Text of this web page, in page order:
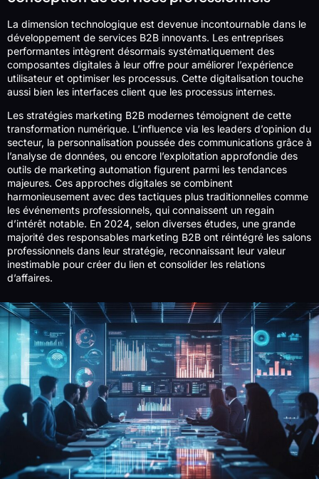
La dimension technologique est devenue incontournable dans le
développement de services B2B innovants. Les entreprises
performantes intègrent désormais systématiquement des
composantes digitales à leur offre pour améliorer l’expérience
utilisateur et optimiser les processus. Cette digitalisation touche
aussi bien les interfaces client que les processus internes.
Les stratégies marketing B2B modernes témoignent de cette
transformation numérique. L’influence via les leaders d’opinion du
secteur, la personnalisation poussée des communications grâce à
l’analyse de données, ou encore l’exploitation approfondie des
outils de marketing automation figurent parmi les tendances
majeures. Ces approches digitales se combinent
harmonieusement avec des tactiques plus traditionnelles comme
les événements professionnels, qui connaissent un regain
d’intérêt notable. En 2024, selon diverses études, une grande
majorité des responsables marketing B2B ont réintégré les salons
professionnels dans leur stratégie, reconnaissant leur valeur
inestimable pour créer du lien et consolider les relations
d’affaires.